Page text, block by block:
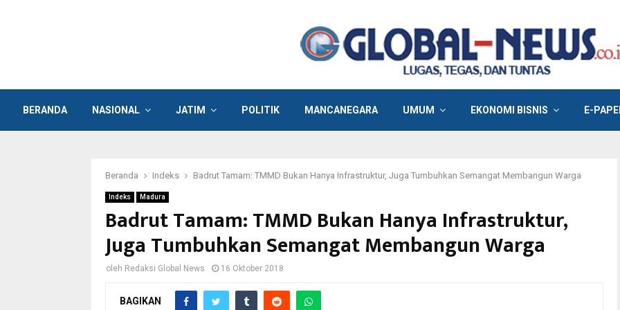
BERANDA NASIONAL JATIM POLITIK MANCANEGARA UMUM EKONOMI BISNIS E-
Beranda Indeks Badrut Tamam: TMMD Bukan Hanya Infrastruktur, Juga Tumbuhkan Semangat Membangun Warga
Indeks Madura
Badrut Tamam: TMMD Bukan Hanya Infrastruktur,
Juga Tumbuhkan Semangat Membangun Warga
oleh Redaksi Global News 16 Oktober 2018
BAGIKAN